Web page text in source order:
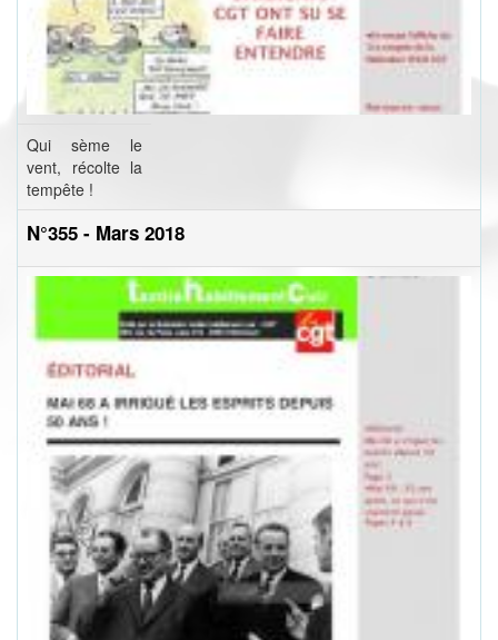
Qui sème le
vent, récolte la
tempête !
N°355 - Mars 2018